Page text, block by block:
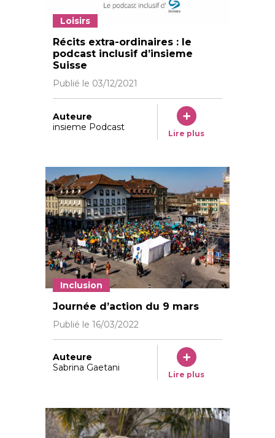
Loisirs
Récits extra-ordinaires : le
podcast inclusif d’insieme
Suisse
Publié le 03/12/2021
Auteure
insieme Podcast
Lire plus
La Waisenhauplatz à Berne ©Antoine Tardy /
Inclusion
Journée d’action du 9 mars
Publié le 16/03/2022
Auteure
Sabrina Gaetani
Lire plus